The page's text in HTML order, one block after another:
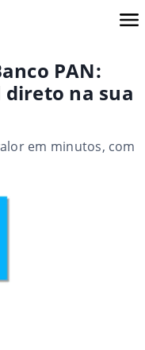
PAN:
na sua
em minutos, com